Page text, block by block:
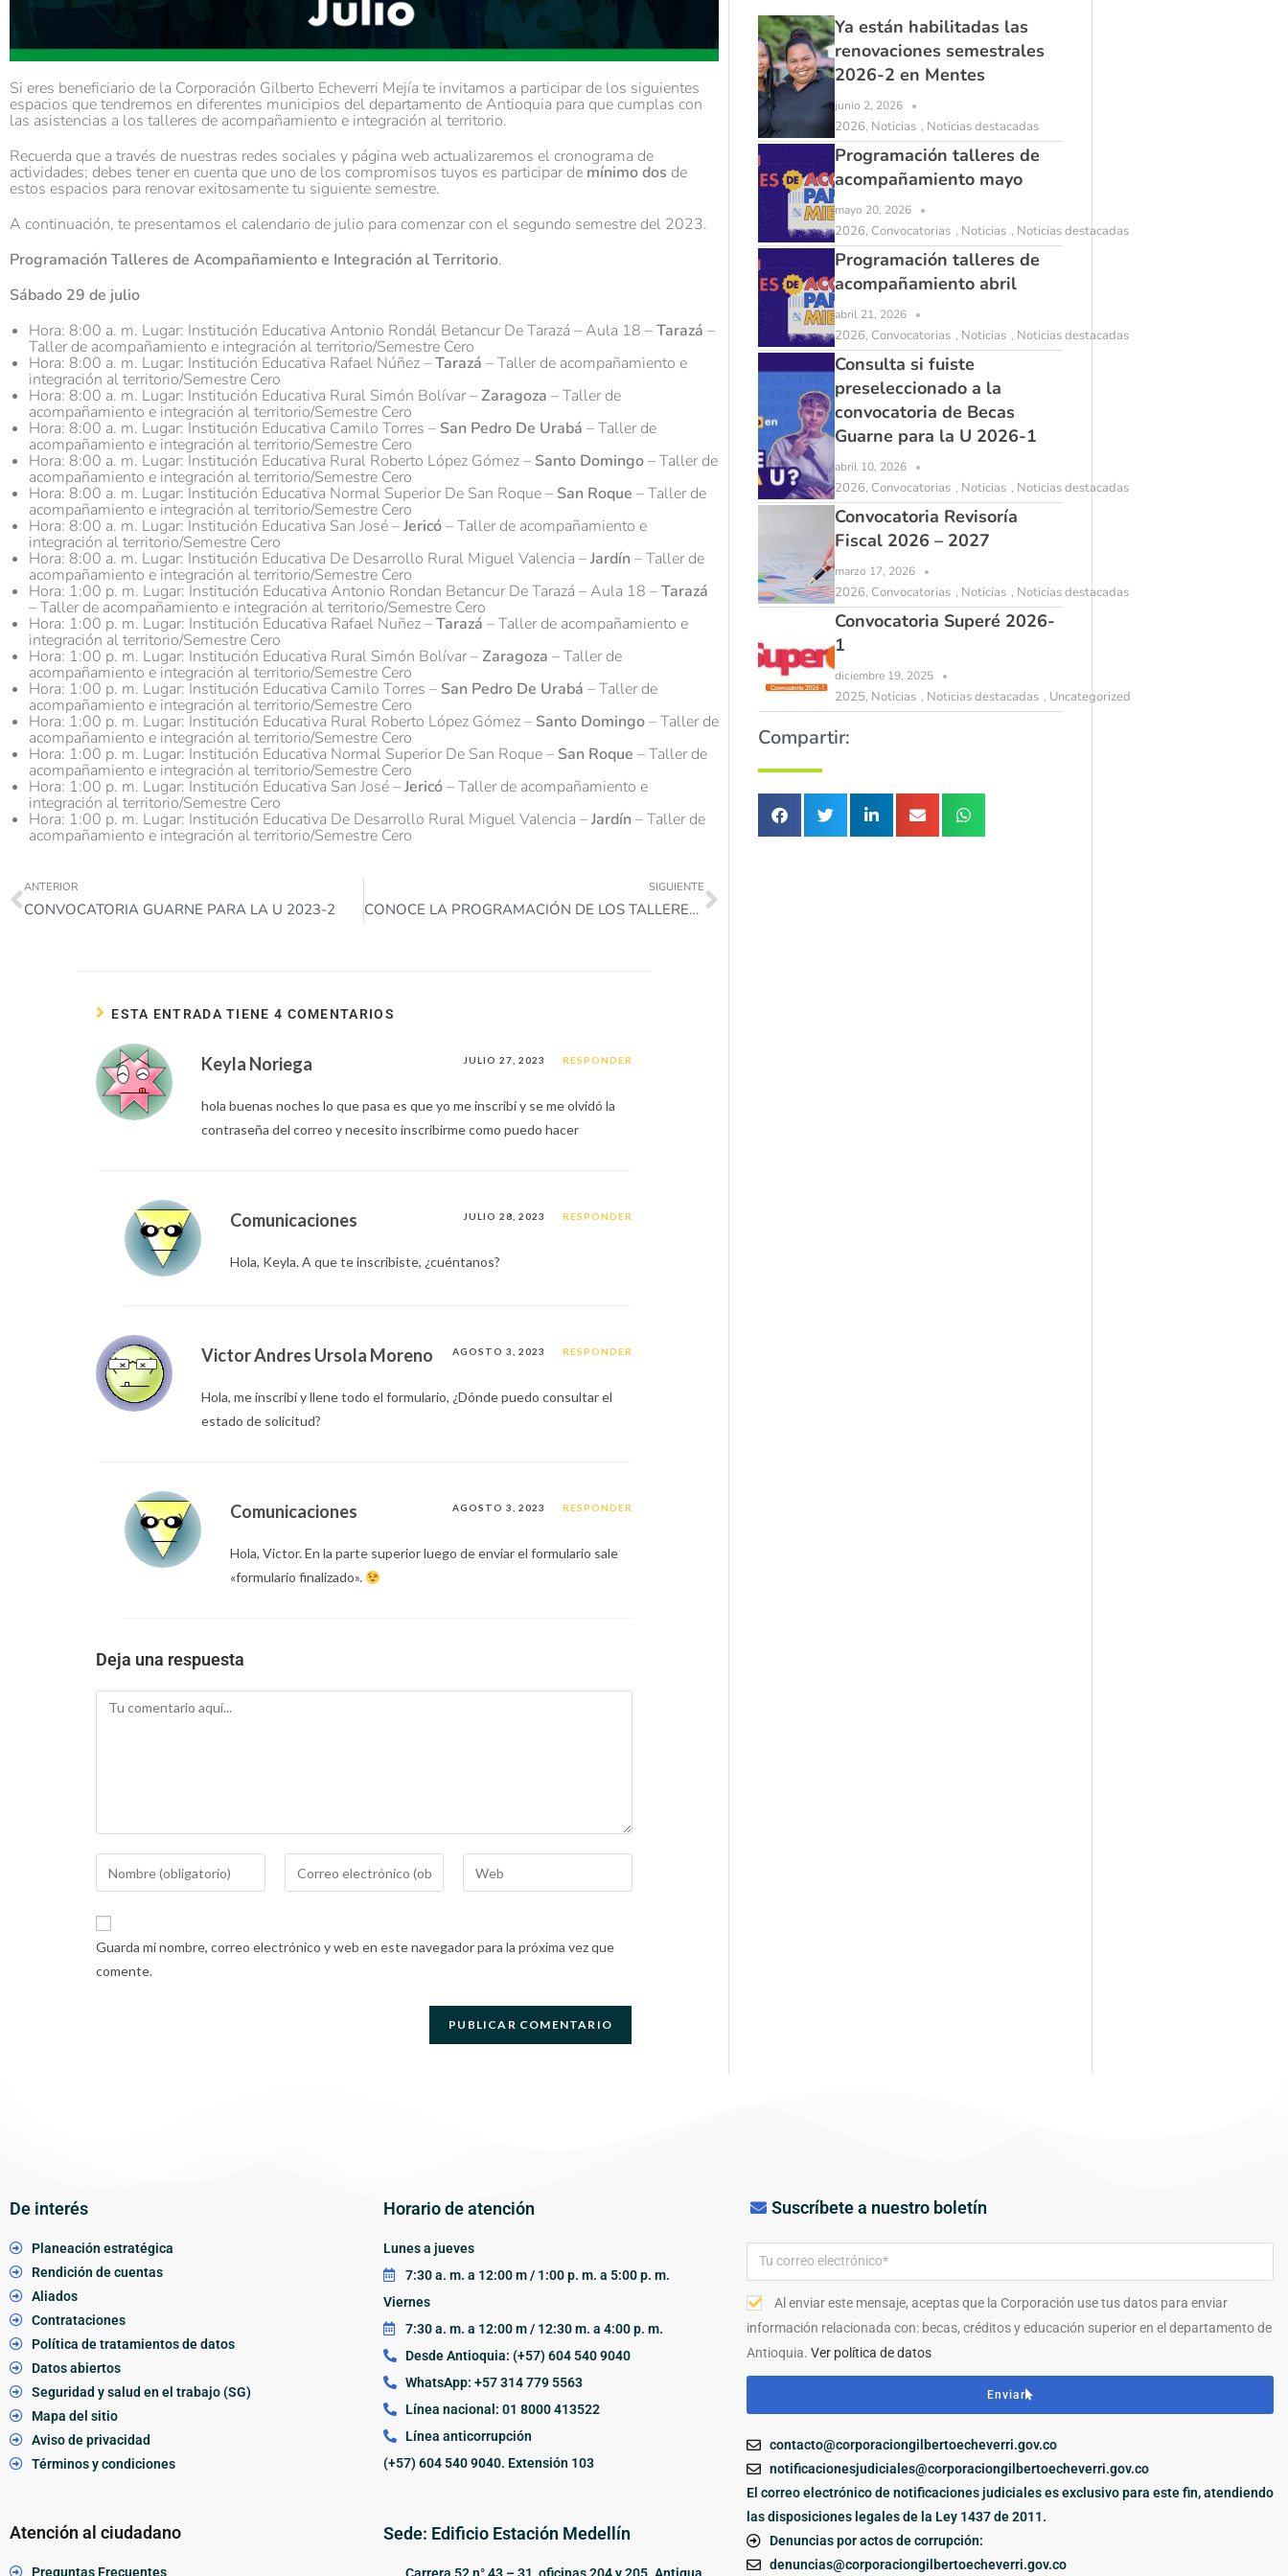
Si eres beneficiario de la Corporación Gilberto Echeverri Mejía te invitamos a participar de los siguientes
espacios que tendremos en diferentes municipios del departamento de Antioquia para que cumplas con
las asistencias a los talleres de acompañamiento e integración al territorio.
Recuerda que a través de nuestras redes sociales y página web actualizaremos el cronograma de
actividades; debes tener en cuenta que uno de los compromisos tuyos es participar de mínimo dos de
estos espacios para renovar exitosamente tu siguiente semestre.
A continuación, te presentamos el calendario de julio para comenzar con el segundo semestre del 2023.
Programación Talleres de Acompañamiento e Integración al Territorio.
Sábado 29 de julio
Hora: 8:00 a. m. Lugar: Institución Educativa Antonio Rondál Betancur De Tarazá – Aula 18 –Tarazá –
Taller de acompañamiento e integración al territorio/Semestre Cero
Hora: 8:00 a. m. Lugar: Institución Educativa Rafael Núñez –Tarazá – Taller de acompañamiento e
integración al territorio/Semestre Cero
Hora: 8:00 a. m. Lugar: Institución Educativa Rural Simón Bolívar –Zaragoza – Taller de
acompañamiento e integración al territorio/Semestre Cero
Hora: 8:00 a. m. Lugar: Institución Educativa Camilo Torres – San Pedro De Urabá – Taller de
acompañamiento e integración al territorio/Semestre Cero
Hora: 8:00 a. m. Lugar: Institución Educativa Rural Roberto López Gómez – Santo Domingo– Taller de
acompañamiento e integración al territorio/Semestre Cero
Hora: 8:00 a. m. Lugar: Institución Educativa Normal Superior De San Roque – San Roque – Taller de
acompañamiento e integración al territorio/Semestre Cero
Hora: 8:00 a. m. Lugar: Institución Educativa San José –Jericó– Taller de acompañamiento e
integración al territorio/Semestre Cero
Hora: 8:00 a. m. Lugar: Institución Educativa De Desarrollo Rural Miguel Valencia –Jardín – Taller de
acompañamiento e integración al territorio/Semestre Cero
Hora: 1:00 p. m. Lugar: Institución Educativa Antonio Rondan Betancur De Tarazá – Aula 18 –Tarazá
– Taller de acompañamiento e integración al territorio/Semestre Cero
Hora: 1:00 p. m. Lugar: Institución Educativa Rafael Nuñez –Tarazá – Taller de acompañamiento e
integración al territorio/Semestre Cero
Hora: 1:00 p. m. Lugar: Institución Educativa Rural Simón Bolívar –Zaragoza – Taller de
acompañamiento e integración al territorio/Semestre Cero
Hora: 1:00 p. m. Lugar: Institución Educativa Camilo Torres – San Pedro De Urabá – Taller de
acompañamiento e integración al territorio/Semestre Cero
Hora: 1:00 p. m. Lugar: Institución Educativa Rural Roberto López Gómez – Santo Domingo– Taller de
acompañamiento e integración al territorio/Semestre Cero
Hora: 1:00 p. m. Lugar: Institución Educativa Normal Superior De San Roque – San Roque – Taller de
acompañamiento e integración al territorio/Semestre Cero
Hora: 1:00 p. m. Lugar: Institución Educativa San José –Jericó– Taller de acompañamiento e
integración al territorio/Semestre Cero
Hora: 1:00 p. m. Lugar: Institución Educativa De Desarrollo Rural Miguel Valencia –Jardín – Taller de
acompañamiento e integración al territorio/Semestre Cero
ANTERIOR
CONVOCATORIA GUARNE PARA LA U 2023-2
SIGUIENTE
CONOCE LA PROGRAMACIÓN DE LOS TALLERES DE ACOMPAÑAMIENTO E INTEGRACIÓN AL TERRITORIO DE AGOSTO 2023-2
ESTA ENTRADA TIENE 4 COMENTARIOS
Keyla Noriega JULIO 27, 2023 RESPONDER
hola buenas noches lo que pasa es que yo me inscribí y se me olvidó la
contraseña del correo y necesito inscribirme como puedo hacer
Comunicaciones JULIO 28, 2023 RESPONDER
Hola, Keyla. A que te inscribiste, ¿cuéntanos?
Victor Andres Ursola Moreno AGOSTO 3, 2023 RESPONDER
Hola, me inscribí y llene todo el formulario, ¿Dónde puedo consultar el
estado de solicitud?
Comunicaciones AGOSTO 3, 2023 RESPONDER
Hola, Victor. En la parte superior luego de enviar el formulario sale
«formulario finalizado».
Deja una respuesta
Guarda mi nombre, correo electrónico y web en este navegador para la próxima vez que
comente.
Ya están habilitadas las
renovaciones semestrales
2026-2 en Mentes
junio 2, 2026
2026, Noticias , Noticias destacadas
Programación talleres de
acompañamiento mayo
mayo 20, 2026
2026, Convocatorias , Noticias , Noticias destacadas
Programación talleres de
acompañamiento abril
abril 21, 2026
2026, Convocatorias , Noticias , Noticias destacadas
Consulta si fuiste
preseleccionado a la
convocatoria de Becas
Guarne para la U 2026-1
abril 10, 2026
2026, Convocatorias , Noticias , Noticias destacadas
Convocatoria Revisoría
Fiscal 2026 – 2027
marzo 17, 2026
2026, Convocatorias , Noticias , Noticias destacadas
Convocatoria Superé 2026-
1
diciembre 19, 2025
2025, Noticias , Noticias destacadas , Uncategorized
Compartir:
De interés
Planeación estratégica
Rendición de cuentas
Aliados
Contrataciones
Política de tratamientos de datos
Datos abiertos
Seguridad y salud en el trabajo (SG)
Mapa del sitio
Aviso de privacidad
Términos y condiciones
Atención al ciudadano
Preguntas Frecuentes
Horario de atención
Lunes a jueves
7:30 a. m. a 12:00 m / 1:00 p. m. a 5:00 p. m.
Viernes
7:30 a. m. a 12:00 m / 12:30 m. a 4:00 p. m.
Desde Antioquia: (+57) 604 540 9040
WhatsApp: +57 314 779 5563
Línea nacional: 01 8000 413522
Línea anticorrupción
(+57) 604 540 9040. Extensión 103
Sede: Edificio Estación Medellín
Carrera 52 n° 43 – 31, oficinas 204 y 205. Antigua
Suscríbete a nuestro boletín
Al enviar este mensaje, aceptas que la Corporación use tus datos para enviar
información relacionada con: becas, créditos y educación superior en el departamento de
Antioquia.Ver política de datos
Enviar
contacto@corporaciongilbertoecheverri.gov.co
notificacionesjudiciales@corporaciongilbertoecheverri.gov.co
El correo electrónico de notificaciones judiciales es exclusivo para este fin, atendiendo
las disposiciones legales de la Ley 1437 de 2011.
Denuncias por actos de corrupción:
denuncias@corporaciongilbertoecheverri.gov.co